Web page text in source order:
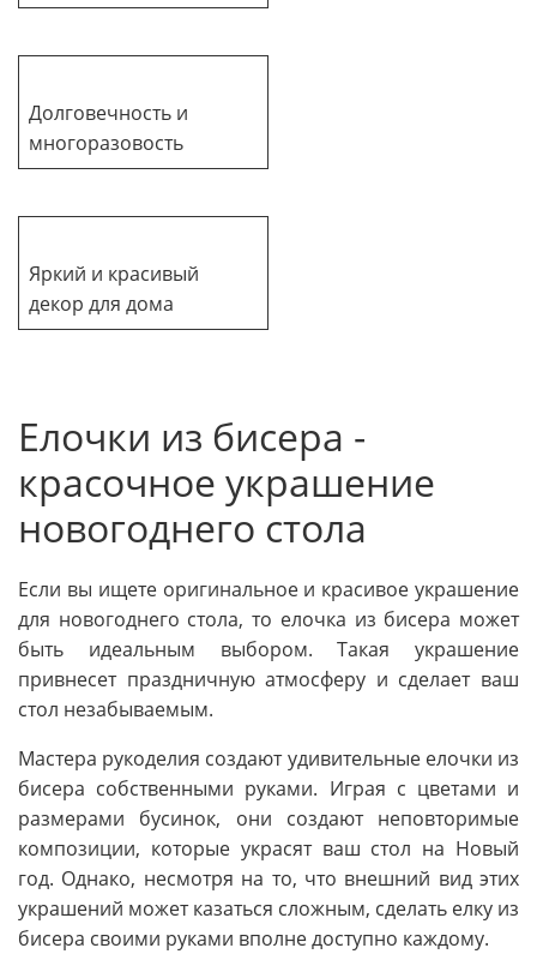
Долговечность и
многоразовость
Яркий и красивый
декор для дома
Елочки из бисера -
красочное украшение
новогоднего стола
Если вы ищете оригинальное и красивое украшение
для новогоднего стола, то елочка из бисера может
быть идеальным выбором. Такая украшение
привнесет праздничную атмосферу и сделает ваш
стол незабываемым.
Мастера рукоделия создают удивительные елочки из
бисера собственными руками. Играя с цветами и
размерами бусинок, они создают неповторимые
композиции, которые украсят ваш стол на Новый
год. Однако, несмотря на то, что внешний вид этих
украшений может казаться сложным, сделать елку из
бисера своими руками вполне доступно каждому.